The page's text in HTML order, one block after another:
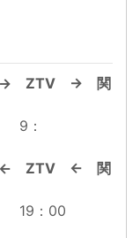
→ ZTV → 関
：
← ZTV ← 関
：00